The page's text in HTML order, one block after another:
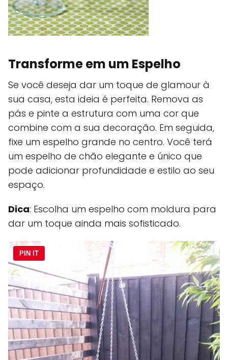
Transforme em um Espelho
Se você deseja dar um toque de glamour à
sua casa, esta ideia é perfeita. Remova as
pás e pinte a estrutura com uma cor que
combine com a sua decoração. Em seguida,
fixe um espelho grande no centro. Você terá
um espelho de chão elegante e único que
pode adicionar profundidade e estilo ao seu
espaço.
Dica: Escolha um espelho com moldura para
dar um toque ainda mais sofisticado.
PIN IT